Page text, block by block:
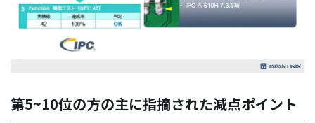
第5~10位の方の主に指摘された減点ポイント